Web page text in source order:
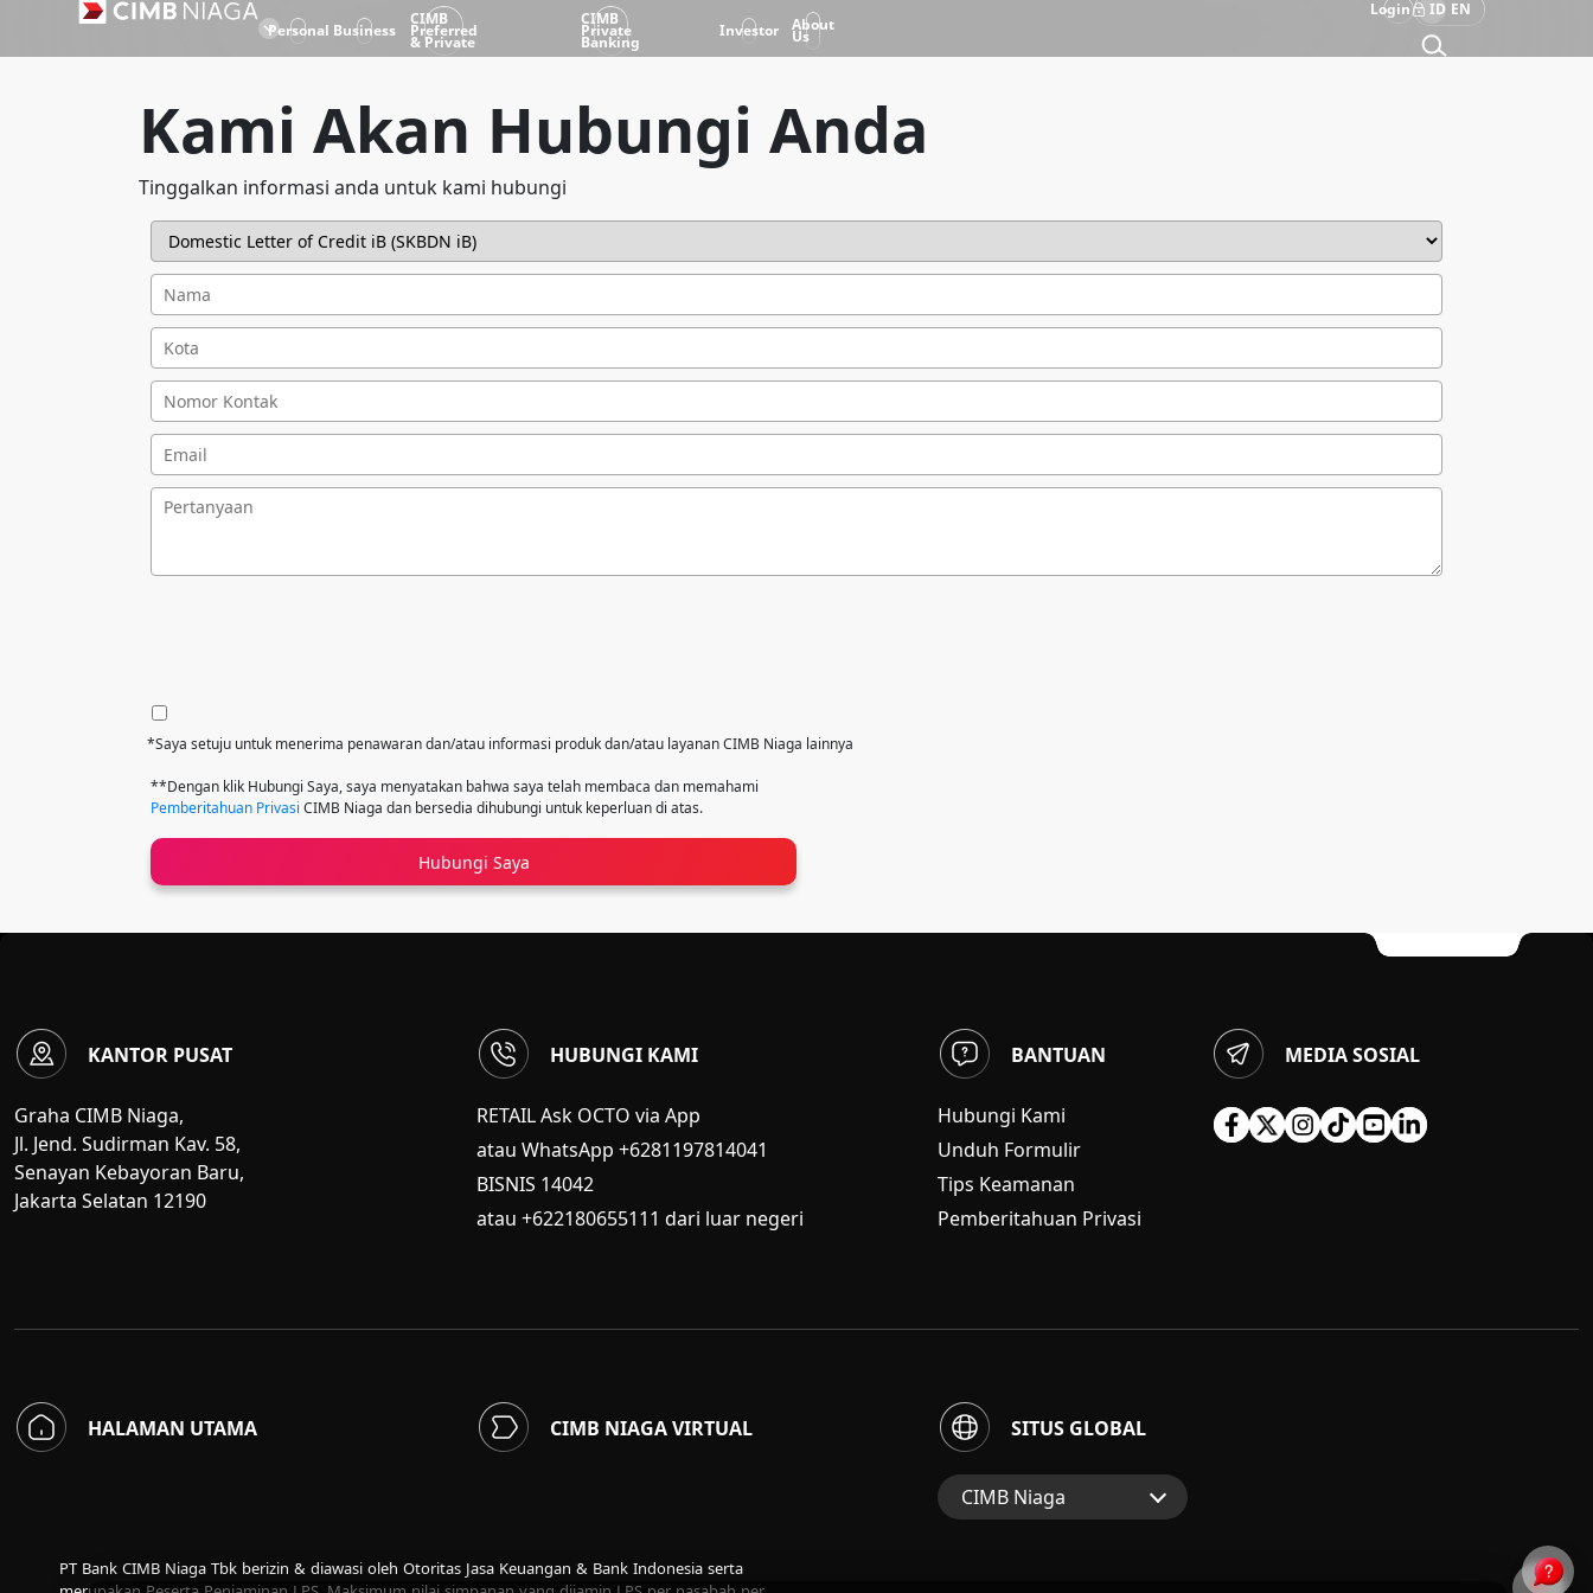
Personal Business
CIMB
Preferred
& Private
CIMB
Private
Banking
Investor About
Us
Login ID EN
Kami Akan Hubungi Anda
Tinggalkan informasi anda untuk kami hubungi
*Saya setuju untuk menerima penawaran dan/atau informasi produk dan/atau layanan CIMB Niaga lainnya
**Dengan klik Hubungi Saya, saya menyatakan bahwa saya telah membaca dan memahami
Pemberitahuan Privasi CIMB Niaga dan bersedia dihubungi untuk keperluan di atas.
Hubungi Saya
KANTOR PUSAT
Graha CIMB Niaga,
Jl. Jend. Sudirman Kav. 58,
Senayan Kebayoran Baru,
Jakarta Selatan 12190
HUBUNGI KAMI
RETAIL Ask OCTO via App
atau WhatsApp +6281197814041
BISNIS 14042
atau +622180655111 dari luar negeri
BANTUAN
Hubungi Kami
Unduh Formulir
Tips Keamanan
Pemberitahuan Privasi
MEDIA SOSIAL
HALAMAN UTAMA CIMB NIAGA VIRTUAL SITUS GLOBAL
CIMB Niaga
PT Bank CIMB Niaga Tbk berizin & diawasi oleh Otoritas Jasa Keuangan & Bank Indonesia serta